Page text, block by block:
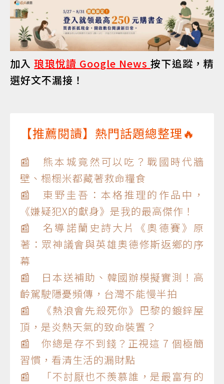
加入琅琅悅讀 Google News按下追蹤，精
選好文不漏接！
【推薦閱讀】熱門話題總整理🔥
📰 熊本城竟然可以吃？戰國時代牆
壁、榻榻米都藏著救命糧食
📰 東野圭吾：本格推理的作品中，
《嫌疑犯X的獻身》是我的最高傑作！
📰 名導諾蘭史詩大片《奧德賽》原
著：眾神議會與英雄奧德修斯返鄉的序
幕
📰 日本送補助、韓國辦模擬實測！高
齡駕駛隱憂頻傳，台灣不能慢半拍
📰 《熱浪會先殺死你》巴黎的鍍鋅屋
頂，是炎熱天氣的致命裝置？
📰 你總是存不到錢？正視這 7 個極簡
習慣，看清生活的漏財點
📰 「不討厭也不羨慕誰，是最富有的